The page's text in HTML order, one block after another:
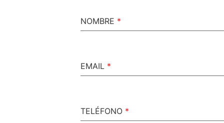
NOMBRE *
EMAIL *
TELÉFONO *